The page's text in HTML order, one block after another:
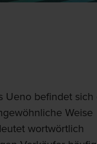
Ueno befindet sich
Weise
wortwörtlich